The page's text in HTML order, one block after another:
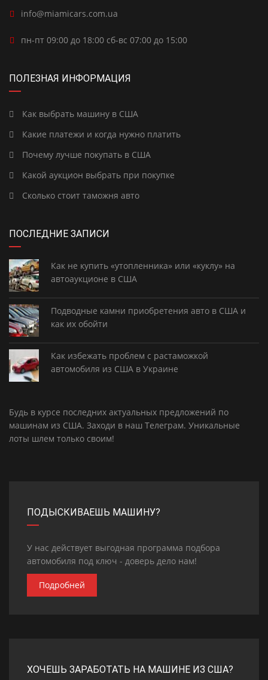
info@miamicars.com.ua
пн-пт 09:00 до 18:00 сб-вс 07:00 до 15:00
ПОЛЕЗНАЯ ИНФОРМАЦИЯ
Как выбрать машину в США
Какие платежи и когда нужно платить
Почему лучше покупать в США
Какой аукцион выбрать при покупке
Сколько стоит таможня авто
ПОСЛЕДНИЕ ЗАПИСИ
Как не купить «утопленника» или «куклу» на
автоаукционе в США
Подводные камни приобретения авто в США и
как их обойти
Как избежать проблем с растаможкой
автомобиля из США в Украине
Будь в курсе последних актуальных предложений по
машинам из США. Заходи в наш Телеграм. Уникальные
лоты шлем только своим!
ПОДЫСКИВАЕШЬ МАШИНУ?
У нас действует выгодная программа подбора
автомобиля под ключ - доверь дело нам!
Подробней
ХОЧЕШЬ ЗАРАБОТАТЬ НА МАШИНЕ ИЗ США?